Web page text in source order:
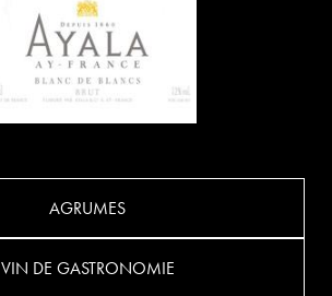
AGRUMES
VIN DE GASTRONOMIE